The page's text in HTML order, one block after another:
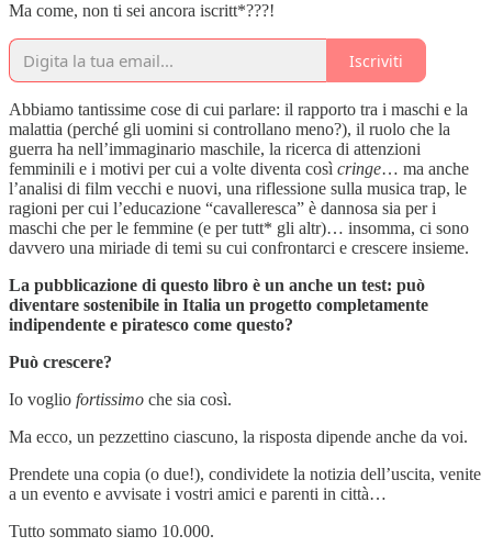
Ma come, non ti sei ancora iscritt*???!
Iscriviti
Abbiamo tantissime cose di cui parlare: il rapporto tra i maschi e la
malattia (perché gli uomini si controllano meno?), il ruolo che la
guerra ha nell’immaginario maschile, la ricerca di attenzioni
femminili e i motivi per cui a volte diventa così cringe… ma anche
l’analisi di film vecchi e nuovi, una riflessione sulla musica trap, le
ragioni per cui l’educazione “cavalleresca” è dannosa sia per i
maschi che per le femmine (e per tutt* gli altr)… insomma, ci sono
davvero una miriade di temi su cui confrontarci e crescere insieme.
La pubblicazione di questo libro è un anche un test: può
diventare sostenibile in Italia un progetto completamente
indipendente e piratesco come questo?
Può crescere?
Io voglio fortissimo che sia così.
Ma ecco, un pezzettino ciascuno, la risposta dipende anche da voi.
Prendete una copia (o due!), condividete la notizia dell’uscita, venite
a un evento e avvisate i vostri amici e parenti in città…
Tutto sommato siamo 10.000.